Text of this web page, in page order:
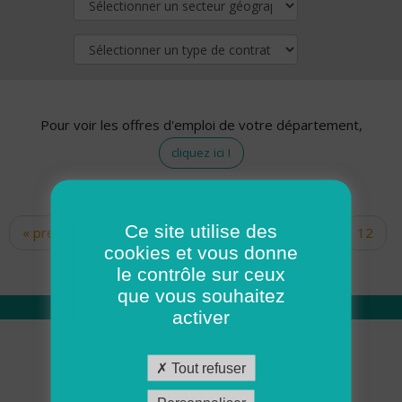
Pour voir les offres d'emploi de votre département,
cliquez ici !
Pages
« premier ‹ précédent … 10
12
14 15 16 17
Qui sommes nous
Académie ADMR
Ce site utilise des
cookies et vous donne
le contrôle sur ceux
que vous souhaitez
activer
Tout refuser